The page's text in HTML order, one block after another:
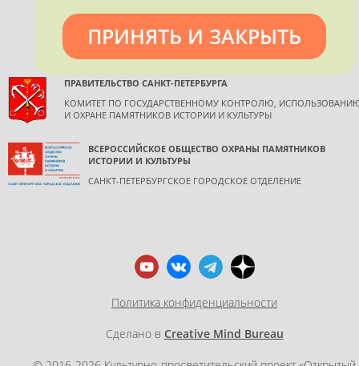
ПРАВИТЕЛЬСТВО САНКТ-ПЕТЕРБУРГА
КОМИТЕТ ПО ГОСУДАРСТВЕННОМУ КОНТРОЛЮ,
И ОХРАНЕ ПАМЯТНИКОВ ИСТОРИИ И КУЛЬТУРЫ
ВСЕРОССИЙСКОЕ ОБЩЕСТВО ОХРАНЫ ПАМЯТНИКОВ
ИСТОРИИ И КУЛЬТУРЫ
САНКТ-ПЕТЕРБУРГСКОЕ ГОРОДСКОЕ ОТДЕЛЕНИЕ
Политика конфиденциальности
Сделано в Creative Mind Bureau
ПРИНЯТЬ И ЗАКРЫТЬ